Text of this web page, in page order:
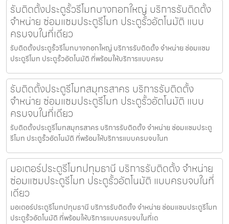
รับติดตั้งประตูรั้วรีโมทบางกอกใหญ่ บริการรับติดตั้ง
จำหน่าย ซ่อมแซมประตูรีโมท ประตูรั้วอัตโนมัติ แบบ
ครบจบในที่เดียว
รับติดตั้งประตูรั้วรีโมทบางกอกใหญ่ บริการรับติดตั้ง จำหน่าย ซ่อมแซม
ประตูรีโมท ประตูรั้วอัตโนมัติ ที่พร้อมให้บริการแบบครบ
รับติดตั้งประตูรีโมทสมุทรสาคร บริการรับติดตั้ง
จำหน่าย ซ่อมแซมประตูรีโมท ประตูรั้วอัตโนมัติ แบบ
ครบจบในที่เดียว
รับติดตั้งประตูรีโมทสมุทรสาคร บริการรับติดตั้ง จำหน่าย ซ่อมแซมประตู
รีโมท ประตูรั้วอัตโนมัติ ที่พร้อมให้บริการแบบครบจบในท
มอเตอร์ประตูรีโมทปทุมธานี บริการรับติดตั้ง จำหน่าย
ซ่อมแซมประตูรีโมท ประตูรั้วอัตโนมัติ แบบครบจบในที่
เดียว
มอเตอร์ประตูรีโมทปทุมธานี บริการรับติดตั้ง จำหน่าย ซ่อมแซมประตูรีโมท
ประตูรั้วอัตโนมัติ ที่พร้อมให้บริการแบบครบจบในที่เด